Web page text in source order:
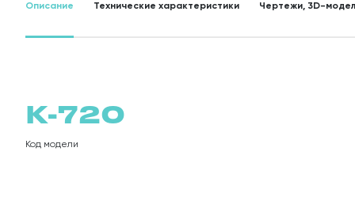
Описание Технические характеристики Чертежи, 3D-
К-720
Код модели